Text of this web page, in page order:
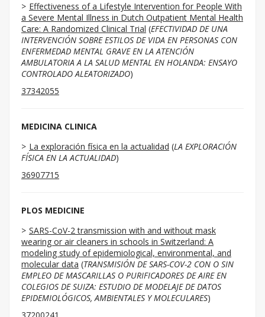
Effectiveness of a Lifestyle Intervention for People With
a Severe Mental Illness in Dutch Outpatient Mental Health
Care: A Randomized Clinical Trial (EFECTIVIDAD DE UNA
INTERVENCIÓN SOBRE ESTILOS DE VIDA EN PERSONAS CON
ENFERMEDAD MENTAL GRAVE EN LA ATENCIÓN
AMBULATORIA A LA SALUD MENTAL EN HOLANDA: ENSAYO
CONTROLADO ALEATORIZADO)
37342055
MEDICINA CLINICA
La exploración física en la actualidad (LA EXPLORACIÓN
FÍSICA EN LA ACTUALIDAD)
36907715
PLOS MEDICINE
SARS-CoV-2 transmission with and without mask
wearing or air cleaners in schools in Switzerland: A
modeling study of epidemiological, environmental, and
molecular data (TRANSMISIÓN DE SARS-COV-2 CON O SIN
EMPLEO DE MASCARILLAS O PURIFICADORES DE AIRE EN
COLEGIOS DE SUIZA: ESTUDIO DE MODELAJE DE DATOS
EPIDEMIOLÓGICOS, AMBIENTALES Y MOLECULARES)